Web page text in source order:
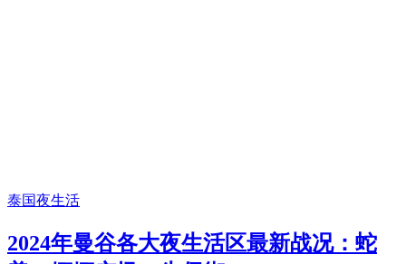
泰国夜生活
2024年曼谷各大夜生活区最新战况：蛇